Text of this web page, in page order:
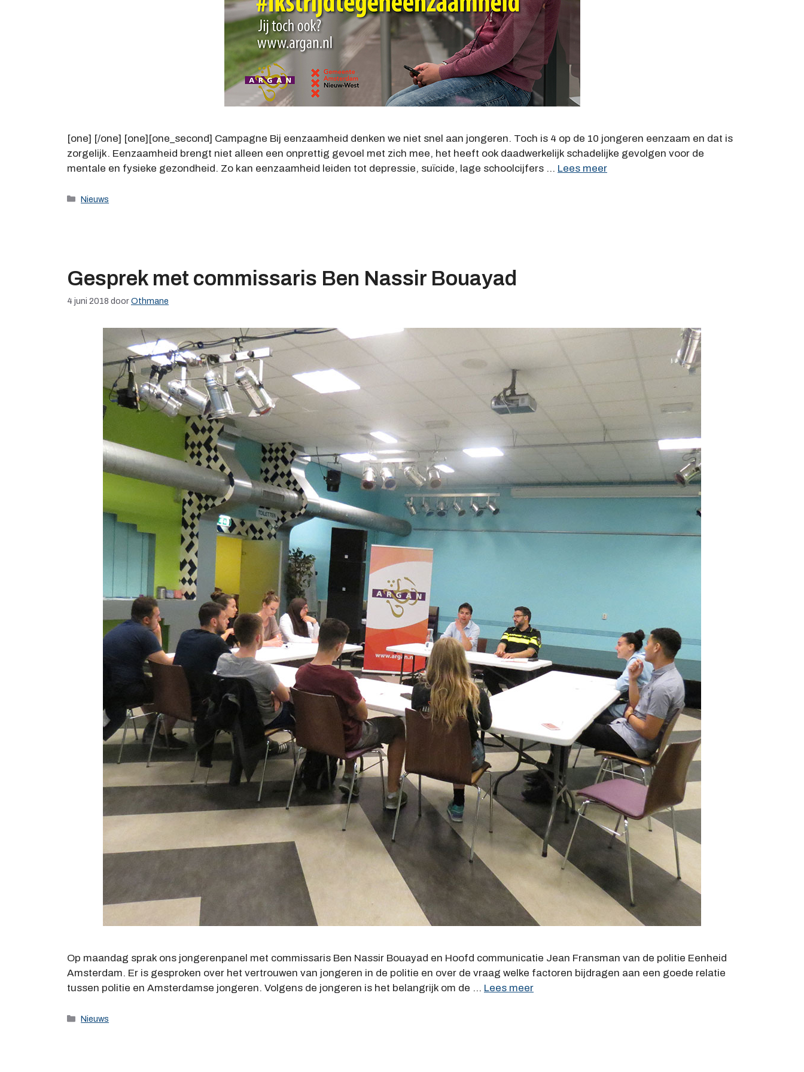
[one] [/one] [one][one_second] Campagne Bij eenzaamheid denken we niet snel aan jongeren. Toch is 4 op de 10 jongeren eenzaam en dat is
zorgelijk. Eenzaamheid brengt niet alleen een onprettig gevoel met zich mee, het heeft ook daadwerkelijk schadelijke gevolgen voor de
mentale en fysieke gezondheid. Zo kan eenzaamheid leiden tot depressie, suïcide, lage schoolcijfers … Lees meer
Categorieën
Nieuws
Gesprek met commissaris Ben Nassir Bouayad
4 juni 2018 doorOthmane
Op maandag sprak ons jongerenpanel met commissaris Ben Nassir Bouayad en Hoofd communicatie Jean Fransman van de politie Eenheid
Amsterdam. Er is gesproken over het vertrouwen van jongeren in de politie en over de vraag welke factoren bijdragen aan een goede relatie
tussen politie en Amsterdamse jongeren. Volgens de jongeren is het belangrijk om de … Lees meer
Categorieën
Nieuws